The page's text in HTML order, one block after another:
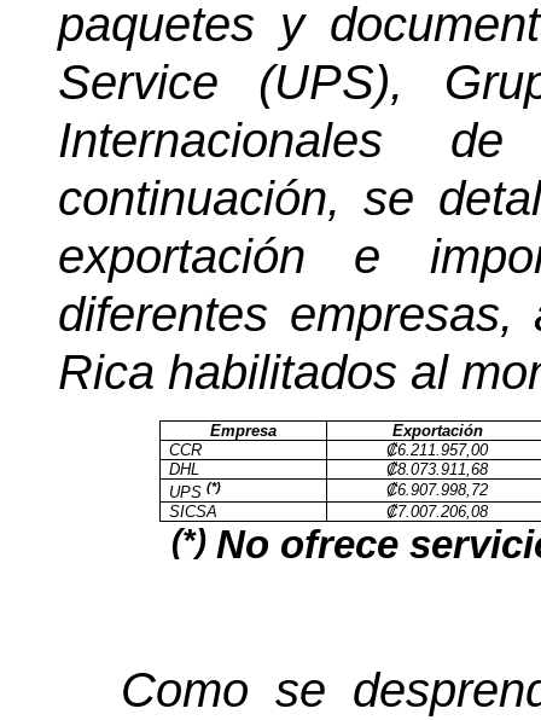
paquetes y
Service (UPS),
Internacionales
continuación, se
exportación e
diferentes
Rica habilitados al
Empresa
Exportación
CCR
₡6.211.957,00
DHL
₡8.073.911,68
UPS (*)
₡6.907.998,72
SICSA
₡7.007.206,08
(*) No ofrece
Como se